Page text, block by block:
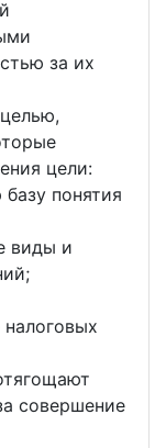
за их
цели:
понятия
виды и
совершение